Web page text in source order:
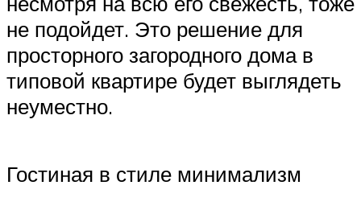
не подойдет. Это решение для
просторного загородного дома в
типовой квартире будет выглядеть
неуместно.
Гостиная в стиле минимализм